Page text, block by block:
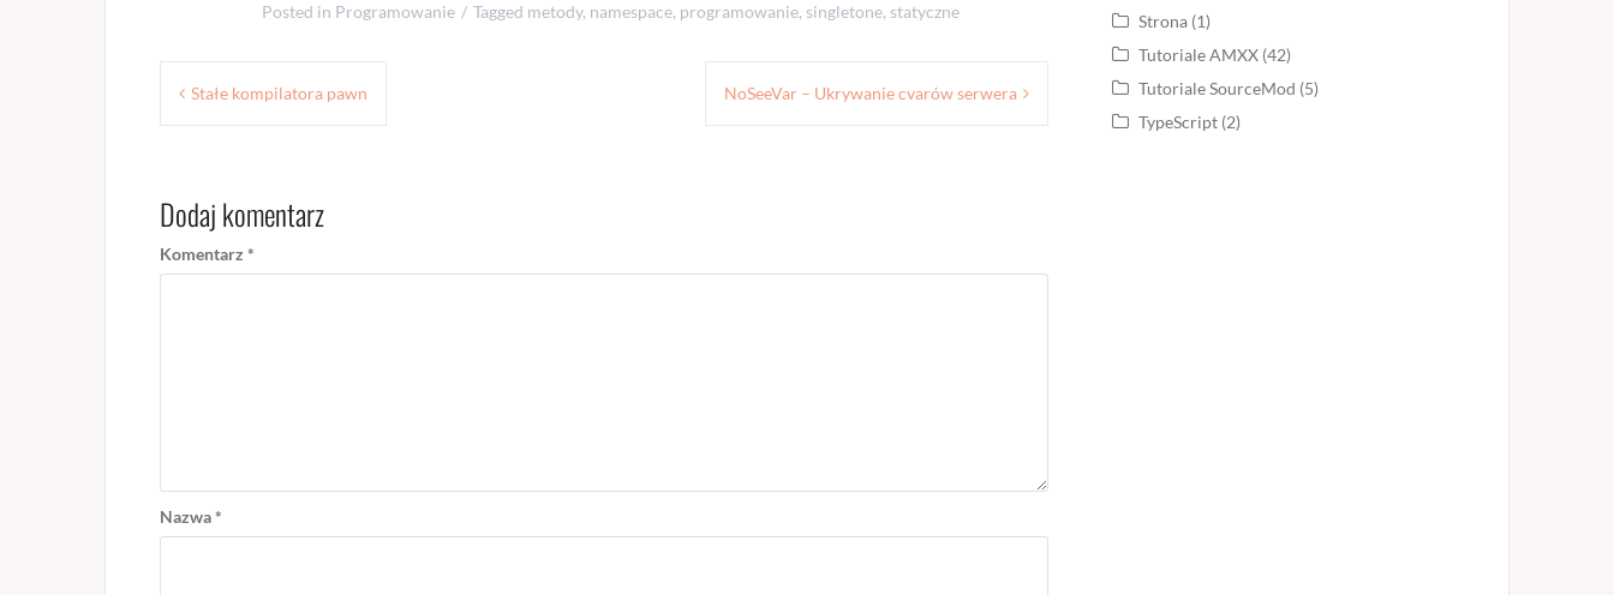
Posted in Programowanie Tagged metody, namespace, programowanie, singletone, statyczne
Nawigacja
Stałe kompilatora pawn NoSeeVar – Ukrywanie cvarów serwera
Dodaj komentarz
Komentarz *
Nazwa*
Strona (1)
Tutoriale AMXX (42)
Tutoriale SourceMod (5)
TypeScript (2)